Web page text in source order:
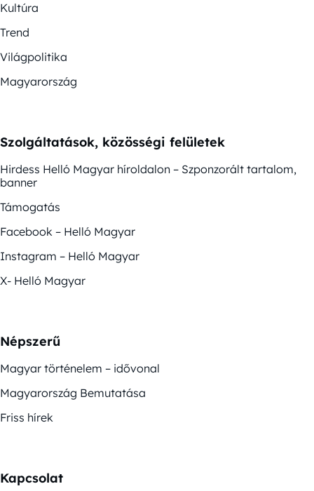
Kultúra
Trend
Világpolitika
Magyarország
Szolgáltatások, közösségi felületek
Hirdess Helló Magyar híroldalon – Szponzorált tartalom,
banner
Támogatás
Facebook – Helló Magyar
Instagram – Helló Magyar
X- Helló Magyar
Népszerű
Magyar történelem – idővonal
Magyarország Bemutatása
Friss hírek
Kapcsolat